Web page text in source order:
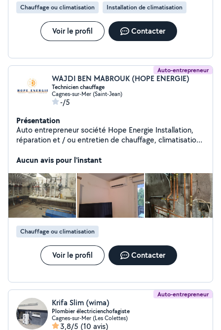
Chauffage ou climatisation Installation de climatisation
Voir le profil Contacter
Auto-entrepreneur
WAJDI BEN MABROUK (HOPE ENERGIE)
Technicien chauffage
Cagnes-sur-Mer (Saint-Jean)
-/5
Présentation
Auto entrepreneur société Hope Energie Installation,
réparation et / ou entretien de chauffage, climatisation
Aucun avis pour l'instant
Chauffage ou climatisation
Voir le profil Contacter
Auto-entrepreneur
Krifa Slim (wima)
Plombier électricienchofagiste
Cagnes-sur-Mer (Les Colettes)
3,8/5 (10 avis)